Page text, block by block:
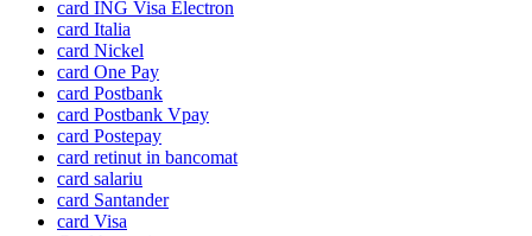
card ING Visa Electron
card Italia
card Nickel
card One Pay
card Postbank
card Postbank Vpay
card Postepay
card retinut in bancomat
card salariu
card Santander
card Visa